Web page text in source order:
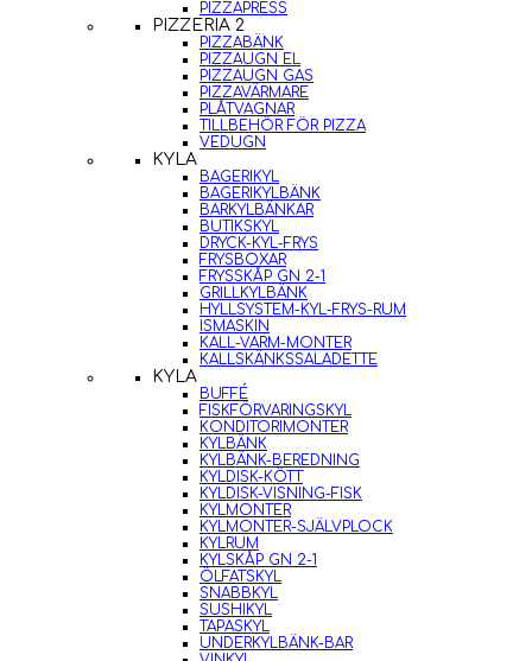
PIZZAPRESS
PIZZERIA 2
PIZZABÄNK
PIZZAUGN EL
PIZZAUGN GAS
PIZZAVÄRMARE
PLÅTVAGNAR
TILLBEHÖR FÖR PIZZA
VEDUGN
KYLA
BAGERIKYL
BAGERIKYLBÄNK
BARKYLBÄNKAR
BUTIKSKYL
DRYCK-KYL-FRYS
FRYSBOXAR
FRYSSKÅP GN 2-1
GRILLKYLBÄNK
HYLLSYSTEM-KYL-FRYS-RUM
ISMASKIN
KALL-VARM-MONTER
KALLSKÄNKSSALADETTE
KYLA
BUFFÉ
FISKFÖRVARINGSKYL
KONDITORIMONTER
KYLBÄNK
KYLBÄNK-BEREDNING
KYLDISK-KÖTT
KYLDISK-VISNING-FISK
KYLMONTER
KYLMONTER-SJÄLVPLOCK
KYLRUM
KYLSKÅP GN 2-1
ÖLFATSKYL
SNABBKYL
SUSHIKYL
TAPASKYL
UNDERKYLBÄNK-BAR